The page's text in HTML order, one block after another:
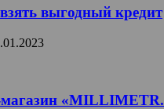
выгодный кредит
магазин